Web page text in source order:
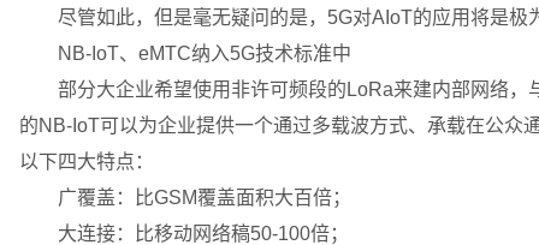
尽管如此，但是毫无疑问的是，5G对AIoT的应用将是极
NB-IoT、eMTC纳入5G技术标准中
部分大企业希望使用非许可频段的LoRa来建内部网络，
的NB-IoT可以为企业提供一个通过多载波方式、承载在公
以下四大特点：
广覆盖：比GSM覆盖面积大百倍；
大连接：比移动网络稿50-100倍；